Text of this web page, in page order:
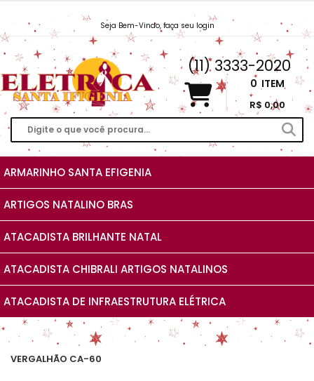
Seja Bem-Vindo, faça seu login
Vendas@EletricaSantaIfigenia.com.br
(11) 3333-2020
0 ITEM
R$ 0,00
ARMARINHO SANTA EFIGENIA
ARTIGOS NATALINO BRAS
ATACADISTA BRILHANTE NATAL
ATACADISTA CHIBRALI ARTIGOS NATALINOS
ATACADISTA DE INFRAESTRUTURA ELÉTRICA
VERGALHÃO CA-60